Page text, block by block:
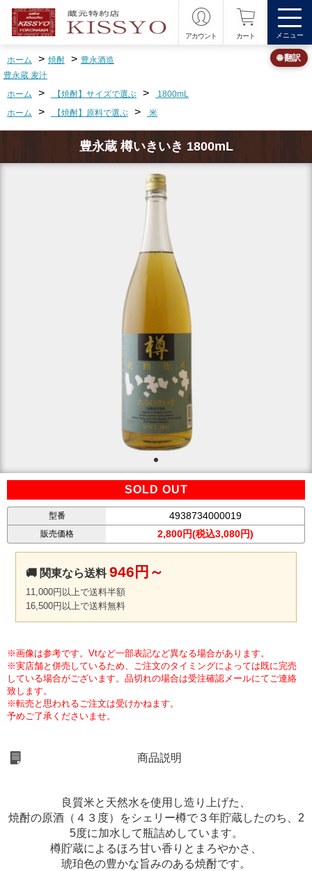
アカウント カート メニュー
ホーム > 焼酎 > 豊永酒造
豊永蔵 麦汁
ホーム
> 【焼酎】サイズで選ぶ >
1800mL
ホーム
> 【焼酎】原料で選ぶ > 米
豊永蔵 樽いきいき 1800mL
SOLD OUT
型番 4938734000019
販売価格 2,800円(税込3,080円)
🚚 関東なら送料946円～
11,000円以上で送料半額
16,500円以上で送料無料
※画像は参考です。Vtなど一部表記など異なる場合があります。
※実店舗と併売しているため、ご注文のタイミングによっては既に完売
している場合がございます。品切れの場合は受注確認メールにてご連絡
致します。
※転売と思われるご注文は受けかねます。
予めご了承くださいませ。
商品説明
良質米と天然水を使用し造り上げた、
焼酎の原酒（４３度）をシェリー樽で３年貯蔵したのち、2
5度に加水して瓶詰めしています。
樽貯蔵によるほろ甘い香りとまろやかさ、
琥珀色の豊かな旨みのある焼酎です。
🌐 翻訳